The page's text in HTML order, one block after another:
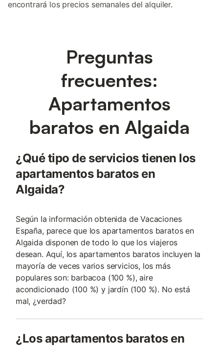
encontrará los precios semanales del alquiler.
Preguntas
frecuentes:
Apartamentos
baratos en Algaida
¿Qué tipo de servicios tienen los
apartamentos baratos en
Algaida?
Según la información obtenida de Vacaciones
España, parece que los apartamentos baratos en
Algaida disponen de todo lo que los viajeros
desean. Aquí, los apartamentos baratos incluyen la
mayoría de veces varios servicios, los más
populares son: barbacoa (100 %), aire
acondicionado (100 %) y jardín (100 %). No está
mal, ¿verdad?
¿Los apartamentos baratos en